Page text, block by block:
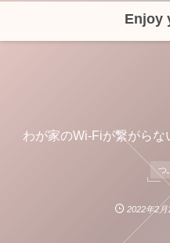
Enjoy
わが家のWi-Fiが繋がら
つ
2022年2月